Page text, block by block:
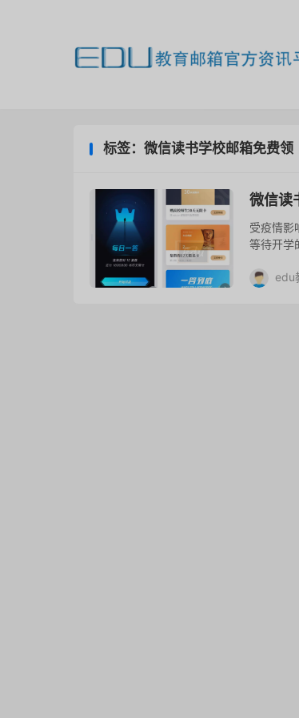
标签：微信读书学校邮箱免费领
微信读
受疫情影
等待开学
“发...
edu